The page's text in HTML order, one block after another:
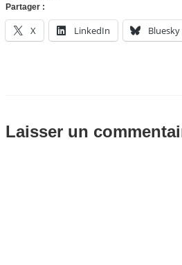
Partager :
X LinkedIn Bluesky
Laisser un